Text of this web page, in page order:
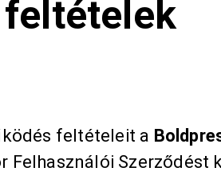
feltételeit a
Szerződést